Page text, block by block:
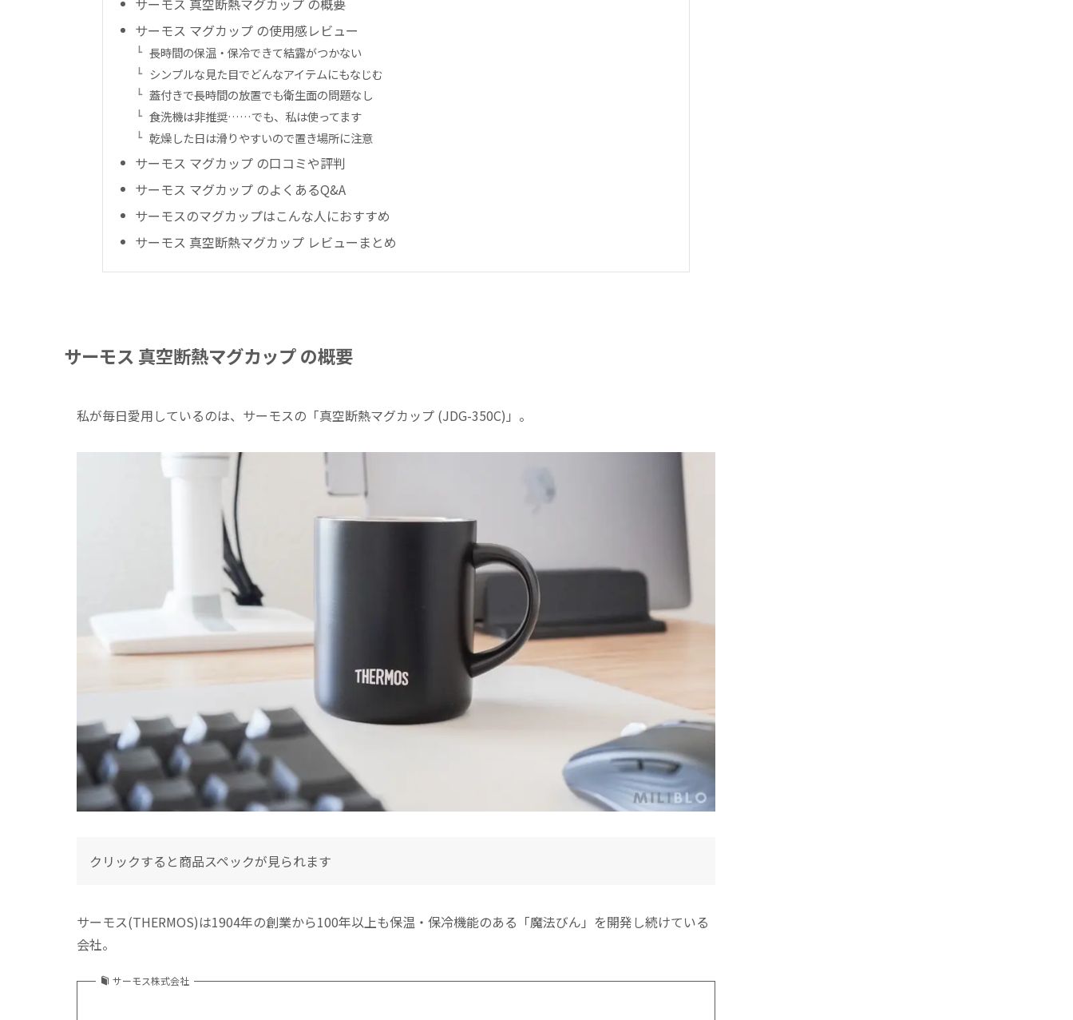
サーモス マグカップ の使用感レビュー
長時間の保温・保冷できて結露がつかない
シンプルな見た目でどんなアイテムにもなじむ
蓋付きで長時間の放置でも衛生面の問題なし
食洗機は非推奨……でも、私は使ってます
乾燥した日は滑りやすいので置き場所に注意
サーモス マグカップ の口コミや評判
サーモス マグカップ のよくあるQ&A
サーモスのマグカップはこんな人におすすめ
サーモス 真空断熱マグカップ レビューまとめ
サーモス 真空断熱マグカップ の概要
私が毎日愛用しているのは、サーモスの「真空断熱マグカップ (JDG-350C)」。
クリックすると商品スペックが見られます
サーモス(THERMOS)は1904年の創業から100年以上も保温・保冷機能のある「魔法びん」を開発し続けている
会社。
サーモス株式会社